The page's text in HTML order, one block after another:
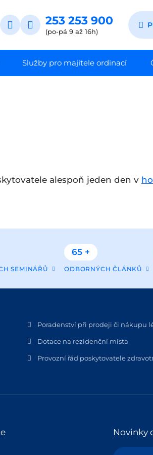
253 253 900
(po-pá 9 až 16h)
Služby pro majitele ordinací
alespoň jeden den v
SEMINÁŘŮ
65 +
ODBORNÝCH ČLÁNKŮ
Poradenství při prodeji či nákupu
Dotace na rezidenční místa
Provozní řád poskytovatele
Novinky